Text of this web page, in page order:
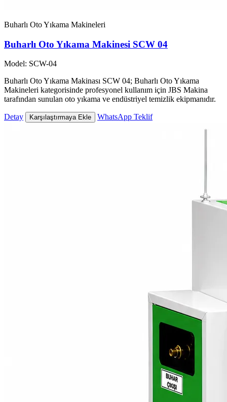
Buharlı Oto Yıkama Makineleri
Buharlı Oto Yıkama Makinesi SCW 04
Model: SCW-04
Buharlı Oto Yıkama Makinası SCW 04; Buharlı Oto Yıkama
Makineleri kategorisinde profesyonel kullanım için JBS Makina
tarafından sunulan oto yıkama ve endüstriyel temizlik ekipmanıdır.
Detay Karşılaştırmaya Ekle WhatsApp Teklif